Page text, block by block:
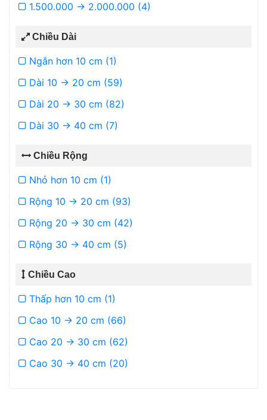
1.500.000 -> 2.000.000 (4)
Chiều Dài
Ngắn hơn 10 cm (1)
Dài 10 -> 20 cm (59)
Dài 20 -> 30 cm (82)
Dài 30 -> 40 cm (7)
Chiều Rộng
Nhỏ hơn 10 cm (1)
Rộng 10 -> 20 cm (93)
Rộng 20 -> 30 cm (42)
Rộng 30 -> 40 cm (5)
Chiều Cao
Thấp hơn 10 cm (1)
Cao 10 -> 20 cm (66)
Cao 20 -> 30 cm (62)
Cao 30 -> 40 cm (20)